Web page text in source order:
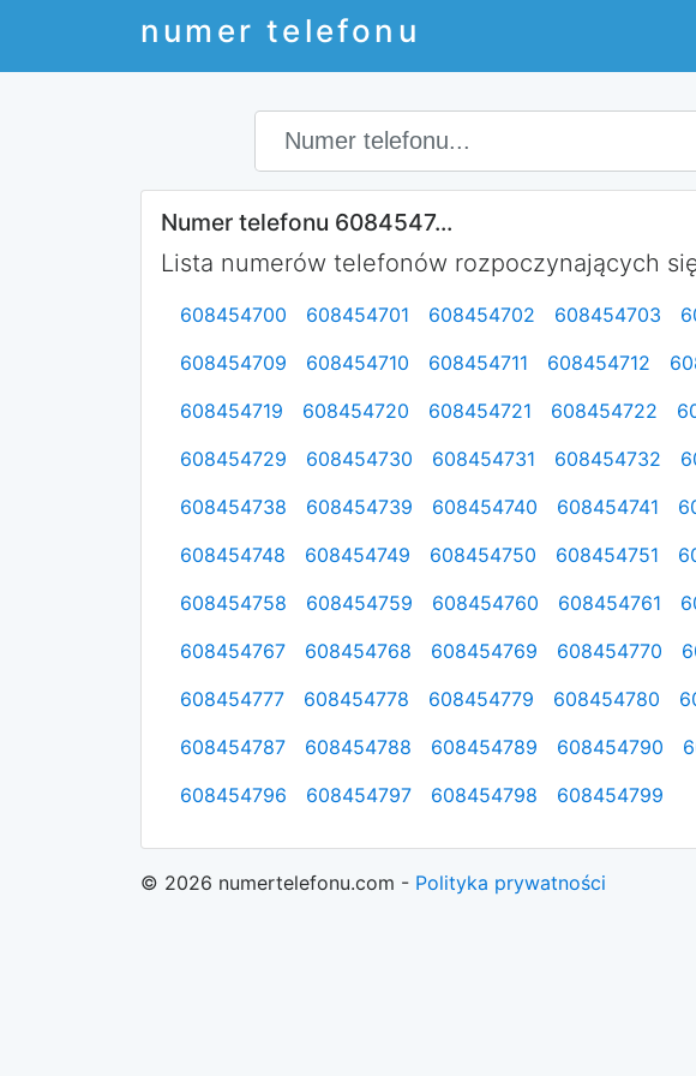
numer telefonu
Numer telefonu 6084547...
Lista numerów telefonów rozpoczynających
608454700 608454701 608454702 608454703
608454709
608454710 608454711 608454712
608454719
608454720 608454721 608454722
608454729
608454730 608454731 608454732
608454738
608454739 608454740 608454741
608454748
608454749 608454750 608454751
608454758
608454759 608454760 608454761
608454767
608454768 608454769 608454770
608454777
608454778 608454779 608454780
608454787
608454788 608454789 608454790
608454796
608454797 608454798 608454799
© 2026 numertelefonu.com - Polityka prywatności